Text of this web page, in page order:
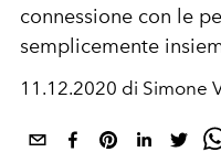
connessione con le
semplicemente
11.12.2020 di Simone